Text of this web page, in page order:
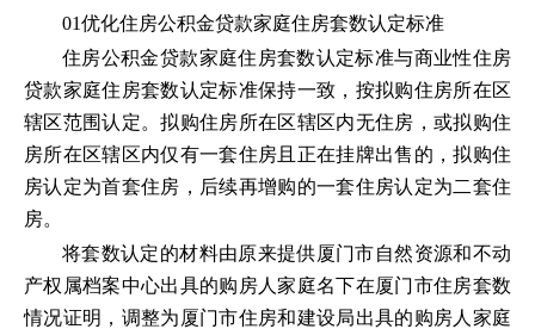
01优化住房公积金贷款家庭住房套数认定标准
住房公积金贷款家庭住房套数认定标准与商业性住房
贷款家庭住房套数认定标准保持一致，按拟购住房所在区
辖区范围认定。拟购住房所在区辖区内无住房，或拟购住
房所在区辖区内仅有一套住房且正在挂牌出售的，拟购住
房认定为首套住房，后续再增购的一套住房认定为二套住
房。
将套数认定的材料由原来提供厦门市自然资源和不动
产权属档案中心出具的购房人家庭名下在厦门市住房套数
情况证明，调整为厦门市住房和建设局出具的购房人家庭